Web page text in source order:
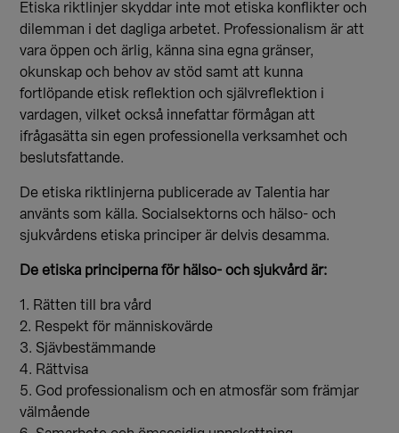
Etiska riktlinjer skyddar inte mot etiska konflikter och
dilemman i det dagliga arbetet. Professionalism är att
vara öppen och ärlig, känna sina egna gränser,
okunskap och behov av stöd samt att kunna
fortlöpande etisk reflektion och självreflektion i
vardagen, vilket också innefattar förmågan att
ifrågasätta sin egen professionella verksamhet och
beslutsfattande.
De etiska riktlinjerna publicerade av Talentia har
använts som källa. Socialsektorns och hälso- och
sjukvårdens etiska principer är delvis desamma.
De etiska principerna för hälso- och sjukvård är:
1. Rätten till bra vård
2. Respekt för människovärde
3. Sjävbestämmande
4. Rättvisa
5. God professionalism och en atmosfär som främjar
välmående